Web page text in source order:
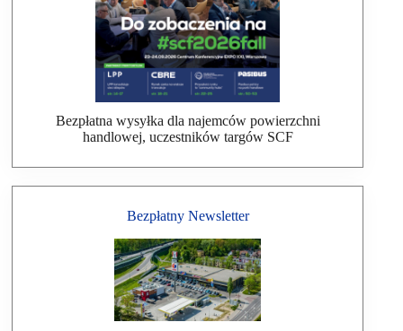
Bezpłatna wysyłka dla najemców powierzchni
handlowej, uczestników targów SCF
Bezpłatny Newsletter